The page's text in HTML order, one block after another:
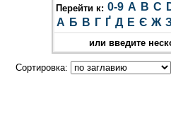
Перейти к: 0-9 A B C
А Б В Г Ґ Д Е Є Ж
или введите
Сортировка: